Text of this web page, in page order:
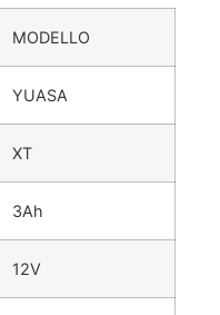
MODELLO
YUASA
XT
3Ah
12V